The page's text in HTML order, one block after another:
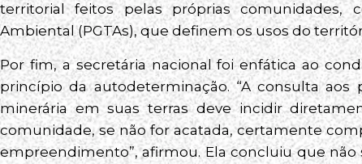
territorial feitos pelas próprias comunidades,
Ambiental (PGTAs), que definem os usos do
Por fim, a secretária nacional foi enfática ao
princípio da autodeterminação. “A consulta
minerária em suas terras deve incidir
comunidade, se não for acatada, certamente
empreendimento”, afirmou. Ela concluiu que